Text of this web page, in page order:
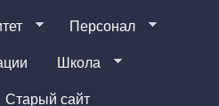
Персонал
Школа
Старый сайт